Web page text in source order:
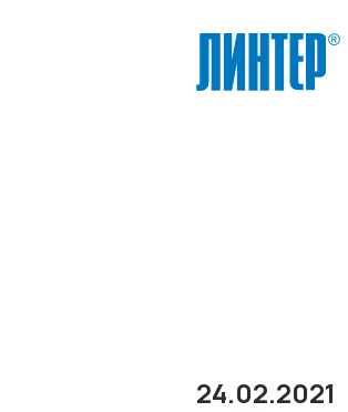
24.02.2021